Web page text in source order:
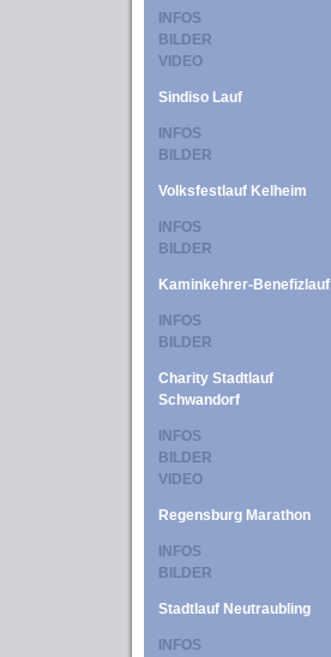
INFOS
BILDER
VIDEO
Sindiso Lauf
INFOS
BILDER
Volksfestlauf Kelheim
INFOS
BILDER
Kaminkehrer-Benefizlauf
INFOS
BILDER
Charity Stadtlauf
Schwandorf
INFOS
BILDER
VIDEO
Regensburg Marathon
INFOS
BILDER
Stadtlauf Neutraubling
INFOS